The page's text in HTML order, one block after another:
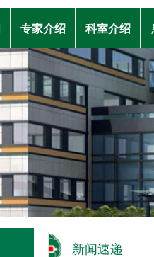
专家介绍 科室介绍
新闻速递